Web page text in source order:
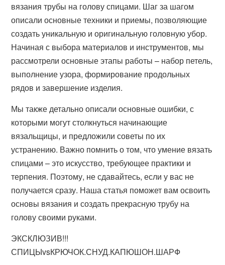
вязания трубы на голову спицами. Шаг за шагом
описали основные техники и приемы, позволяющие
создать уникальную и оригинальную головную убор.
Начиная с выбора материалов и инструментов, мы
рассмотрели основные этапы работы – набор петель,
выполнение узора, формирование продольных
рядов и завершение изделия.
Мы также детально описали основные ошибки, с
которыми могут столкнуться начинающие
вязальщицы, и предложили советы по их
устранению. Важно помнить о том, что умение вязать
спицами – это искусство, требующее практики и
терпения. Поэтому, не сдавайтесь, если у вас не
получается сразу. Наша статья поможет вам освоить
основы вязания и создать прекрасную трубу на
голову своими руками.
ЭКСКЛЮЗИВ!!!
СПИЦЫvsКРЮЧОК.СНУД.КАПЮШОН.ШАРФ